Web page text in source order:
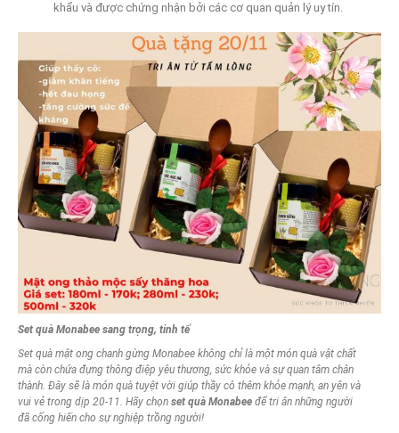
khẩu và được chứng nhận bởi các cơ quan quản lý uy tín.
Set quà Monabee sang trọng, tinh tế
Set quà mật ong chanh gừng Monabee không chỉ là một món quà vật chất
mà còn chứa đựng thông điệp yêu thương, sức khỏe và sự quan tâm chân
thành. Đây sẽ là món quà tuyệt vời giúp thầy cô thêm khỏe mạnh, an yên và
vui vẻ trong dịp 20-11. Hãy chọn set quà Monabee để tri ân những người
đã cống hiến cho sự nghiệp trồng người!